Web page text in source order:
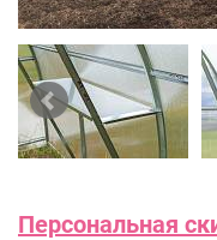
Персональная